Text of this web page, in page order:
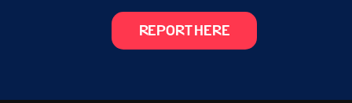
REPORT HERE